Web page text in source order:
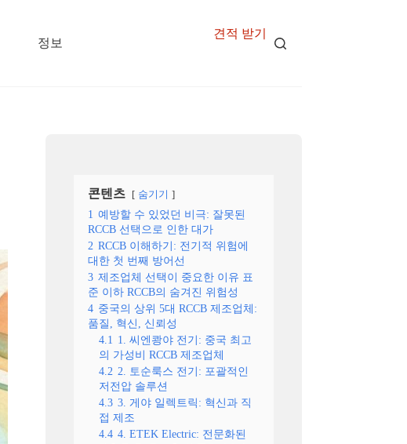
정보
견적 받기
콘텐츠 숨기기
1 예방할 수 있었던 비극: 잘못된
RCCB 선택으로 인한 대가
2 RCCB 이해하기: 전기적 위험에
대한 첫 번째 방어선
3 제조업체 선택이 중요한 이유 표
준 이하 RCCB의 숨겨진 위험성
4 중국의 상위 5대 RCCB 제조업체:
품질, 혁신, 신뢰성
4.1 1. 씨엔쾅야 전기: 중국 최고
의 가성비 RCCB 제조업체
4.2 2. 토순룩스 전기: 포괄적인
저전압 솔루션
4.3 3. 게야 일렉트릭: 혁신과 직
접 제조
4.4 4. ETEK Electric: 전문화된